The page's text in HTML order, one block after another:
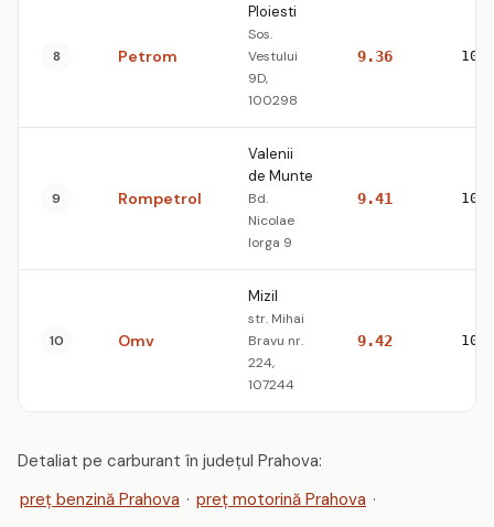
8 Petrom
Ploiesti
Sos.
Vestului
9D,
100298
9.36
9 Rompetrol
Valenii
de Munte
Bd.
Nicolae
Iorga 9
9.41
10 Omv
Mizil
str. Mihai
Bravu nr.
224,
107244
9.42
Detaliat pe carburant în județul Prahova:
preț benzină Prahova · preț motorină Prahova ·